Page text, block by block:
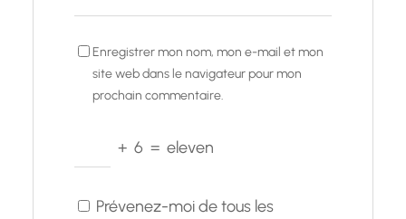
Enregistrer mon nom, mon e-mail et mon
site web dans le navigateur pour mon
prochain commentaire.
+ 6 = eleven
Prévenez-moi de tous les